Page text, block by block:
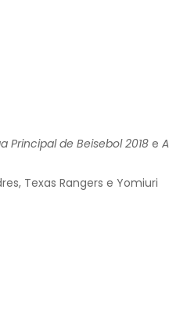
Principal de Beisebol 2018 e A
Texas Rangers e Yomiuri